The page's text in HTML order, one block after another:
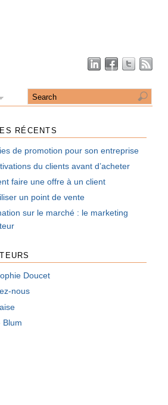
RÉCENTS
de promotion pour son entreprise
du clients avant d’acheter
faire une offre à un client
un point de vente
sur le marché : le marketing
Doucet
nous
Blum